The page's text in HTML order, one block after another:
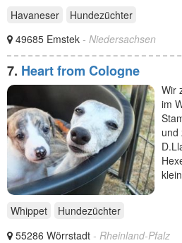
Havaneser
Hundezüchter
49685 Emstek - Niedersachsen
7. Heart from Cologne
Wir
im
und
Whippet
Hundezüchter
55286 Wörrstadt - Rheinland-Pfalz